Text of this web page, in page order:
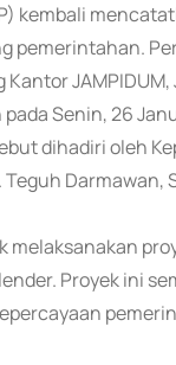
kembali
pemerintahan.
JAMPIDUM,
Senin, 26
dihadiri oleh
melaksanakan
Proyek ini